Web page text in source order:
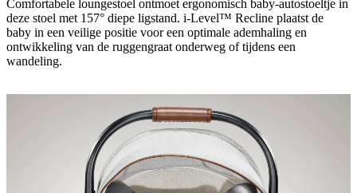
Comfortabele loungestoel ontmoet ergonomisch baby-autostoeltje in
deze stoel met 157° diepe ligstand. i-Level™ Recline plaatst de
baby in een veilige positie voor een optimale ademhaling en
ontwikkeling van de ruggengraat onderweg of tijdens een
wandeling.